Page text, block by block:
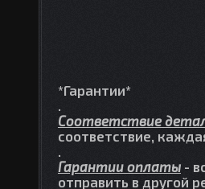
*Гарантии*
.
Соответствие
соответствие,
.
Гарантии оплаты -
отправить в другой